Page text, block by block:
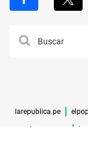
larepublica.pe
buenazo.pe